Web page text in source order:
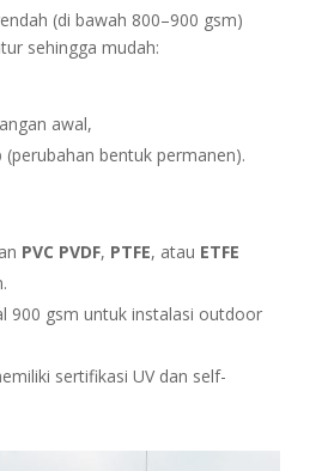
(di bawah 800–900 gsm)
sehingga mudah:
awal,
bentuk permanen).
PVC PVDF, PTFE, atau ETFE
900 gsm untuk instalasi outdoor
sertifikasi UV dan self-